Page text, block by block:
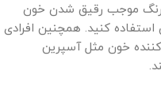
موجب رقیق شدن خون
کنید. همچنین افرادی
کننده خون مثل آسپرین